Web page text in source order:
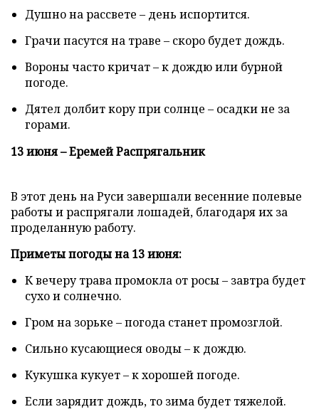
Душно на рассвете – день испортится.
Грачи пасутся на траве – скоро будет дождь.
Вороны часто кричат – к дождю или бурной
погоде.
Дятел долбит кору при солнце – осадки не за
горами.
13 июня – Еремей Распрягальник
В этот день на Руси завершали весенние полевые
работы и распрягали лошадей, благодаря их за
проделанную работу.
Приметы погоды на 13 июня:
К вечеру трава промокла от росы – завтра будет
сухо и солнечно.
Гром на зорьке – погода станет промозглой.
Сильно кусающиеся оводы – к дождю.
Кукушка кукует – к хорошей погоде.
Если зарядит дождь, то зима будет тяжелой.